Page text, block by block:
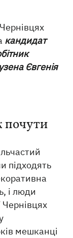
кандидат
Євгенія
почути
підходять
і люди
мешканці